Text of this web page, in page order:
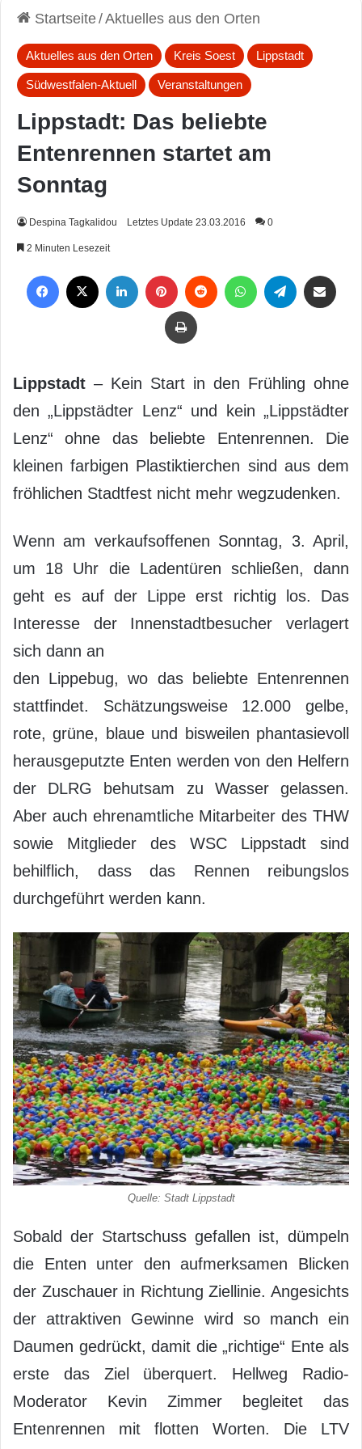
Startseite/Aktuelles aus den Orten
Aktuelles aus den Orten Kreis Soest Lippstadt
Südwestfalen-Aktuell Veranstaltungen
Lippstadt: Das beliebte
Entenrennen startet am
Sonntag
Despina Tagkalidou Letztes Update 23.03.2016 0
2 Minuten Lesezeit
Drucken
Lippstadt – Kein Start in den Frühling ohne
den „Lippstädter Lenz“ und kein „Lippstädter
Lenz“ ohne das beliebte Entenrennen. Die
kleinen farbigen Plastiktierchen sind aus dem
fröhlichen Stadtfest nicht mehr wegzudenken.
Wenn am verkaufsoffenen Sonntag, 3. April,
um 18 Uhr die Ladentüren schließen, dann
geht es auf der Lippe erst richtig los. Das
Interesse der Innenstadtbesucher verlagert
sich dann an
den Lippebug, wo das beliebte Entenrennen
stattfindet. Schätzungsweise 12.000 gelbe,
rote, grüne, blaue und bisweilen phantasievoll
herausgeputzte Enten werden von den Helfern
der DLRG behutsam zu Wasser gelassen.
Aber auch ehrenamtliche Mitarbeiter des THW
sowie Mitglieder des WSC Lippstadt sind
behilflich, dass das Rennen reibungslos
durchgeführt werden kann.
Quelle: Stadt Lippstadt
Sobald der Startschuss gefallen ist, dümpeln
die Enten unter den aufmerksamen Blicken
der Zuschauer in Richtung Ziellinie. Angesichts
der attraktiven Gewinne wird so manch ein
Daumen gedrückt, damit die „richtige“ Ente als
erste das Ziel überquert. Hellweg Radio-
Moderator Kevin Zimmer begleitet das
Entenrennen mit flotten Worten. Die LTV